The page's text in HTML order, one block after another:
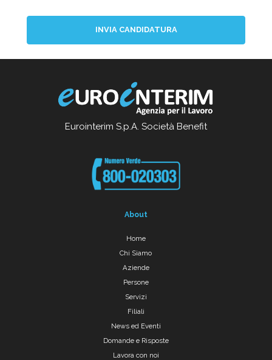
INVIA CANDIDATURA
Eurointerim S.p.A. Società Benefit
About
Home
Chi Siamo
Aziende
Persone
Servizi
Filiali
News ed Eventi
Domande e Risposte
Lavora con noi